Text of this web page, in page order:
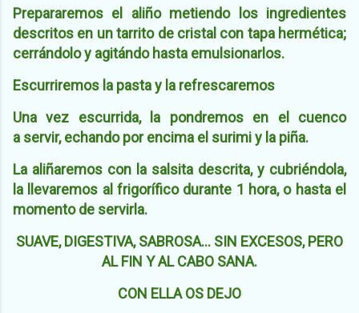
Prepararemos el aliño metiendo los ingredientes
descritos en un tarrito de cristal con tapa hermética;
cerrándolo y agitándo hasta emulsionarlos.
Escurriremos la pasta y la refrescaremos
Una vez escurrida, la pondremos en el cuenco
a servir, echando por encima el surimi y la piña.
La aliñaremos con la salsita descrita, y cubriéndola,
la llevaremos al frigorífico durante 1 hora, o hasta el
momento de servirla.
SUAVE, DIGESTIVA, SABROSA... SIN EXCESOS, PERO
AL FIN Y AL CABO SANA.
CON ELLA OS DEJO